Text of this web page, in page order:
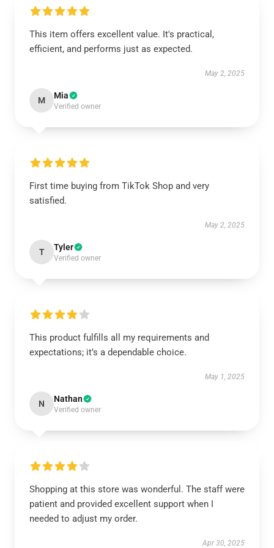
This item offers excellent value. It's practical,
efficient, and performs just as expected.
May 2, 2025
M Mia
Verified owner
First time buying from TikTok Shop and very
satisfied.
May 2, 2025
T Tyler
Verified owner
This product fulfills all my requirements and
expectations; it’s a dependable choice.
May 1, 2025
N Nathan
Verified owner
Shopping at this store was wonderful. The staff were
patient and provided excellent support when I
needed to adjust my order.
Apr 30, 2025